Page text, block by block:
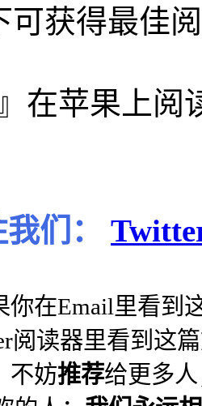
可获得最佳
在苹果上阅
们：
你在Email里看到
阅读器里看到这
不妨推荐给更多